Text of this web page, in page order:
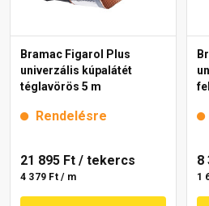
Bramac Figarol Plus
univerzális kúpalátét
téglavörös 5 m
Rendelésre
21 895 Ft / tekercs
4 379 Ft / m
8
1